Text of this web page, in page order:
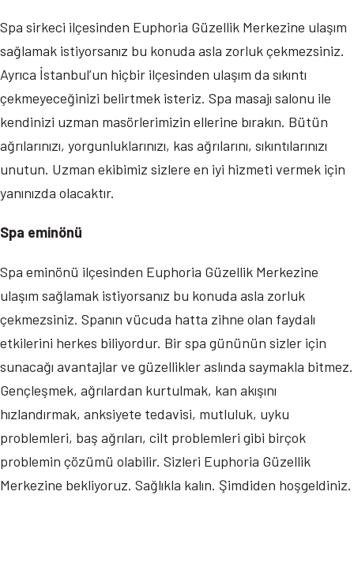
Spa sirkeci ilçesinden Euphoria Güzellik Merkezine ulaşım
sağlamak istiyorsanız bu konuda asla zorluk çekmezsiniz.
Ayrıca İstanbul’un hiçbir ilçesinden ulaşım da sıkıntı
çekmeyeceğinizi belirtmek isteriz. Spa masajı salonu ile
kendinizi uzman masörlerimizin ellerine bırakın. Bütün
ağrılarınızı, yorgunluklarınızı, kas ağrılarını, sıkıntılarınızı
unutun. Uzman ekibimiz sizlere en iyi hizmeti vermek için
yanınızda olacaktır.
Spa eminönü
Spa eminönü ilçesinden Euphoria Güzellik Merkezine
ulaşım sağlamak istiyorsanız bu konuda asla zorluk
çekmezsiniz. Spanın vücuda hatta zihne olan faydalı
etkilerini herkes biliyordur. Bir spa gününün sizler için
sunacağı avantajlar ve güzellikler aslında saymakla bitmez.
Gençleşmek, ağrılardan kurtulmak, kan akışını
hızlandırmak, anksiyete tedavisi, mutluluk, uyku
problemleri, baş ağrıları, cilt problemleri gibi birçok
problemin çözümü olabilir. Sizleri Euphoria Güzellik
Merkezine bekliyoruz. Sağlıkla kalın. Şimdiden hoşgeldiniz.